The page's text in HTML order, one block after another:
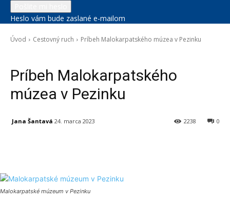
Heslo vám bude zaslané e-mailom
Úvod Cestovný ruch Príbeh Malokarpatského múzea v Pezinku
Príbeh Malokarpatského
múzea v Pezinku
Jana Šantavá 24. marca 2023 0
2238
Malokarpatské múzeum v Pezinku